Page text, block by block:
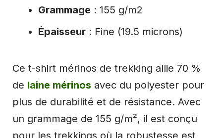
Grammage : 155 g/m2
Épaisseur: Fine (19.5 microns)
Ce t-shirt mérinos de trekking allie 70 %
de laine mérinos avec du polyester pour
plus de durabilité et de résistance. Avec
un grammage de 155 g/m², il est conçu